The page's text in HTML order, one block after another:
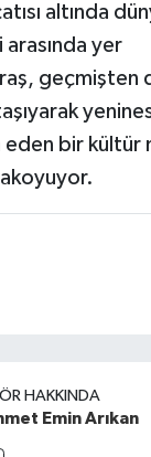
altında
yer
geçmişten
bir kültür
HAKKINDA
Emin Arıkan